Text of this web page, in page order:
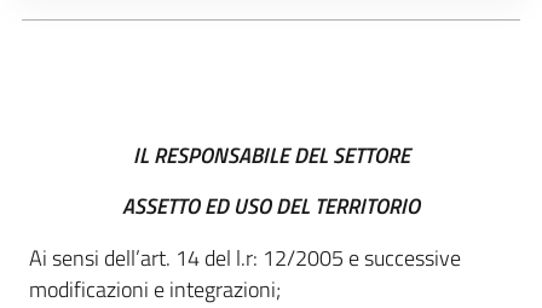
IL RESPONSABILE DEL SETTORE
ASSETTO ED USO DEL TERRITORIO
Ai sensi dell’art. 14 del l.r: 12/2005 e successive
modificazioni e integrazioni;